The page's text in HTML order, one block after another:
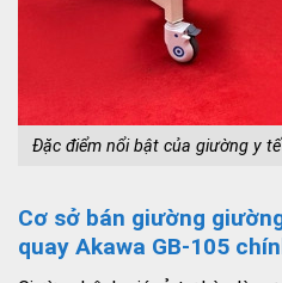
Đặc điểm nổi bật của giường y
Cơ sở bán giường
quay Akawa GB-105